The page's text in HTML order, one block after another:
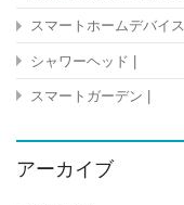
スマートホームデバイス |
シャワーヘッド |
スマートガーデン |
アーカイブ